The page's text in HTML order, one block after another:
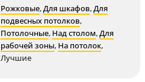
Рожковые,Для шкафов,Для
подвесных потолков,
Потолочные, Над столом,Для
рабочей зоны, На потолок,
Лучшие